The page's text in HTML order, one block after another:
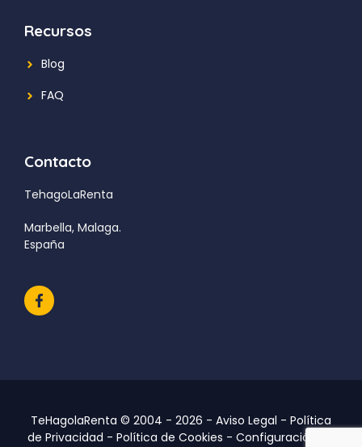
Recursos
Blog
FAQ
Contacto
TehagoLaRenta
Marbella, Malaga.
España
TeHagolaRenta © 2004 - 2026 - Aviso Legal - Política
de Privacidad - Política de Cookies - Configuración de